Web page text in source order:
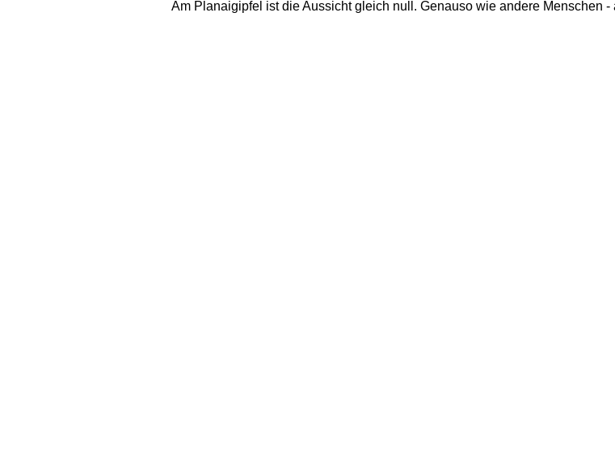
Am Planaigipfel ist die Aussicht gleich null. Genauso wie andere Menschen